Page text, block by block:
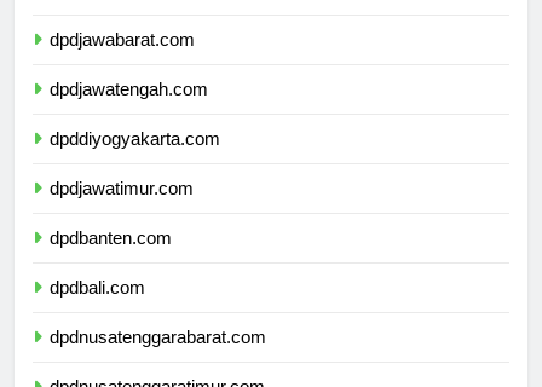
dpdjawabarat.com
dpdjawatengah.com
dpddiyogyakarta.com
dpdjawatimur.com
dpdbanten.com
dpdbali.com
dpdnusatenggarabarat.com